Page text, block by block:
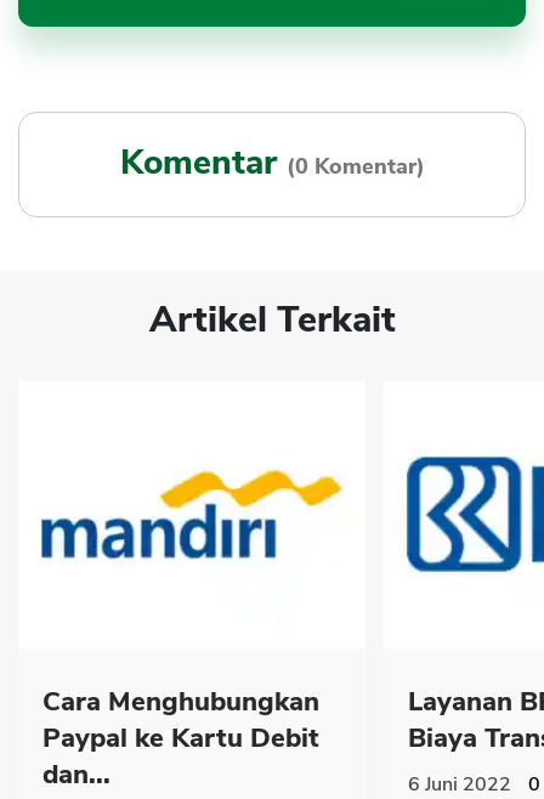
Komentar (0 Komentar)
Artikel Terkait
Cara Menghubungkan
Paypal ke Kartu Debit
dan...
Layanan
Biaya
6 Juni 2022 0